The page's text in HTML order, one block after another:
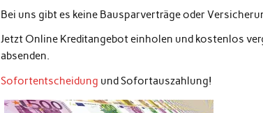
Bei uns gibt es keine Bausparverträge oder
Jetzt Online Kreditangebot einholen und kostenlos
absenden.
Sofortentscheidung und Sofortauszahlung!